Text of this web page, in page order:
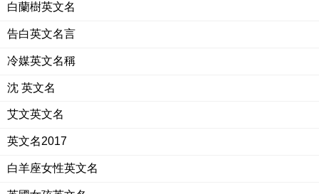
白蘭樹英文名
告白英文名言
冷媒英文名稱
沈 英文名
艾文英文名
英文名2017
白羊座女性英文名